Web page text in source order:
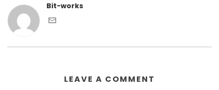
Bit-works
LEAVE A COMMENT